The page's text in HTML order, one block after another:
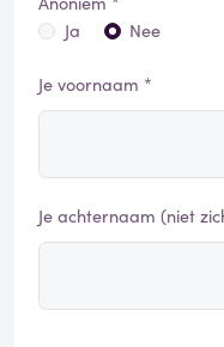
Ja
Nee
Je voornaam *
Je achternaam (niet